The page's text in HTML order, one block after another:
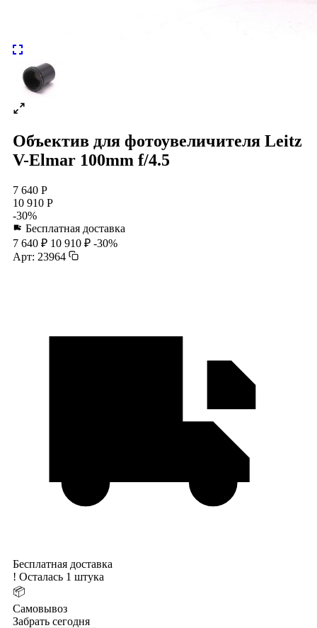
Объектив для фотоувеличителя Leitz
V-Elmar 100mm f/4.5
7 640 Р
10 910 Р
-30%
Бесплатная доставка
7 640 ₽ 10 910 ₽ -30%
Арт: 23964
Бесплатная доставка
! Осталась 1 штука
📦
Самовывоз
Забрать сегодня